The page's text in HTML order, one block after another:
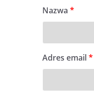
Nazwa *
Adres email*